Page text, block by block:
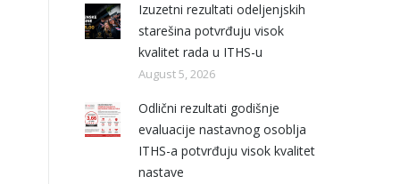
Izuzetni rezultati odeljenjskih
starešina potvrđuju visok
kvalitet rada u ITHS-u
August 5, 2026
Odlični rezultati godišnje
evaluacije nastavnog osoblja
ITHS-a potvrđuju visok kvalitet
nastave